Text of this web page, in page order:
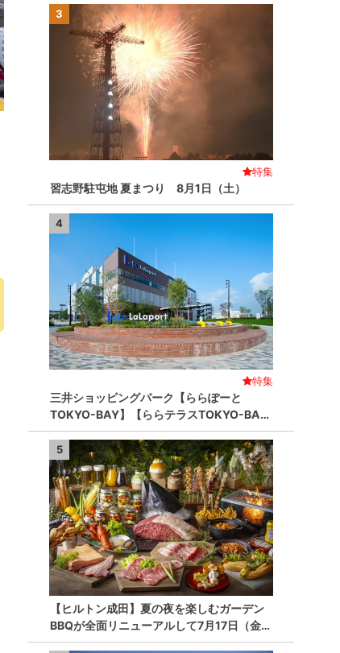
3
特集
習志野駐屯地 夏まつり 8月1日（土）
4
特集
三井ショッピングパーク【ららぽーと
TOKYO-BAY】【ららテラスTOKYO-BA…
5
【ヒルトン成田】夏の夜を楽しむガーデン
BBQが全面リニューアルして7月17日（金…